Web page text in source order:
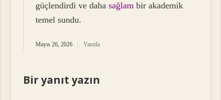
güçlendirdi ve dahasağlam bir akademik
temel sundu.
Mayıs 26, 2026 Yanıtla
Bir yanıt yazın